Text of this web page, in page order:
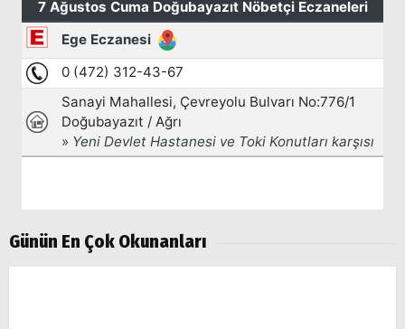
Günün En Çok Okunanları